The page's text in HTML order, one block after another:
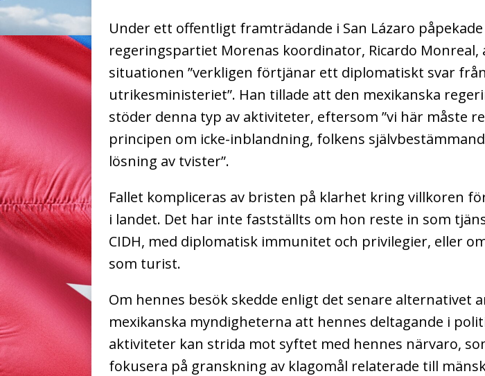
Under ett offentligt framträdande i San Lázaro påpekade
regeringspartiet Morenas koordinator, Ricardo Monreal,
situationen ”verkligen förtjänar ett diplomatiskt svar från
utrikesministeriet”. Han tillade att den mexikanska
stöder denna typ av aktiviteter, eftersom ”vi här måste
principen om icke-inblandning, folkens
lösning av tvister”.
Fallet kompliceras av bristen på klarhet kring villkoren
i landet. Det har inte fastställts om hon reste in som
CIDH, med diplomatisk immunitet och privilegier, eller
som turist.
Om hennes besök skedde enligt det senare alternativet
mexikanska myndigheterna att hennes deltagande i
aktiviteter kan strida mot syftet med hennes närvaro,
fokusera på granskning av klagomål relaterade till